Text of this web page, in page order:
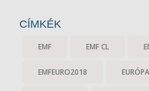
CÍMKÉK
EMF EMF CL
EMFEURO2018